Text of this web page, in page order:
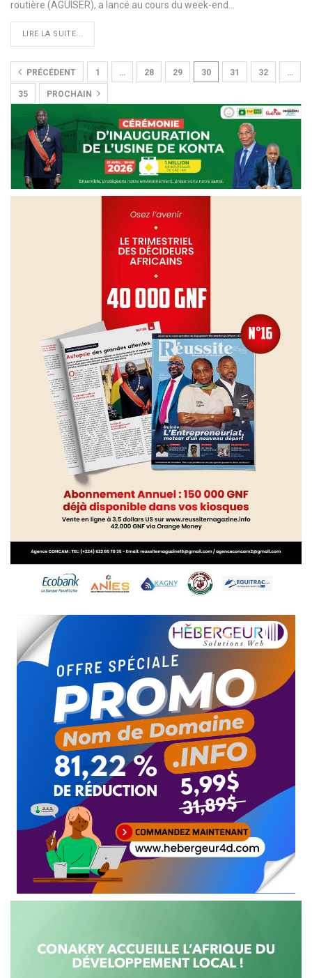
routière (AGUISER), a lancé au cours du week-end…
LIRE LA SUITE...
PRÉCÉDENT 1 … 28 29 30 31 32 …
35 PROCHAIN